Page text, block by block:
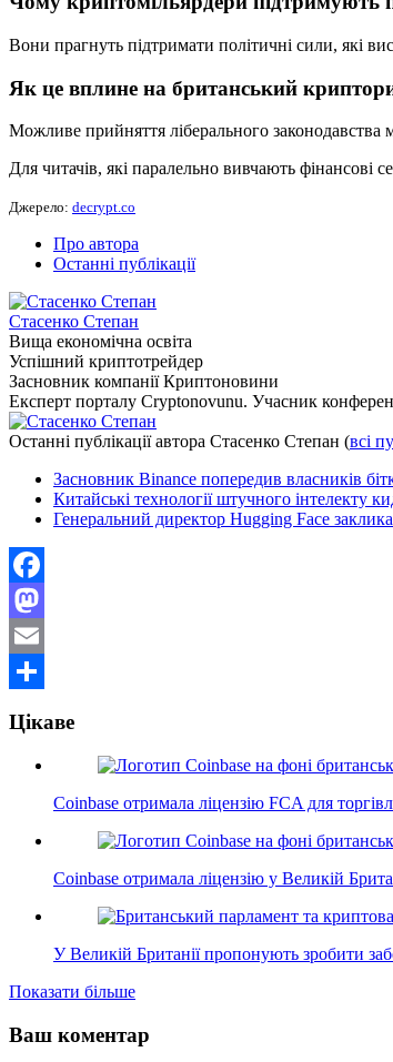
Вони прагнуть підтримати політичні сили, які
Як це вплине на британський
Можливе прийняття ліберального законодавства
Для читачів, які паралельно вивчають фінансові
Джерело: decrypt.co
Про автора
Останні публікації
Стасенко Степан
Вища економічна освіта
Успішний криптотрейдер
Засновник компанії Криптоновини
Експерт порталу Cryptonovunu. Учасник
Останні публікації автора Стасенко Степан (всі
Засновник Binance попередив власників
Китайські технології штучного
Генеральний директор Hugging Face
Facebook
Mastodon
Email
Цікаве
Coinbase отримала ліцензію FCA для
Coinbase отримала ліцензію у Великій
У Великій Британії пропонують зробити
Показати більше
Ваш коментар